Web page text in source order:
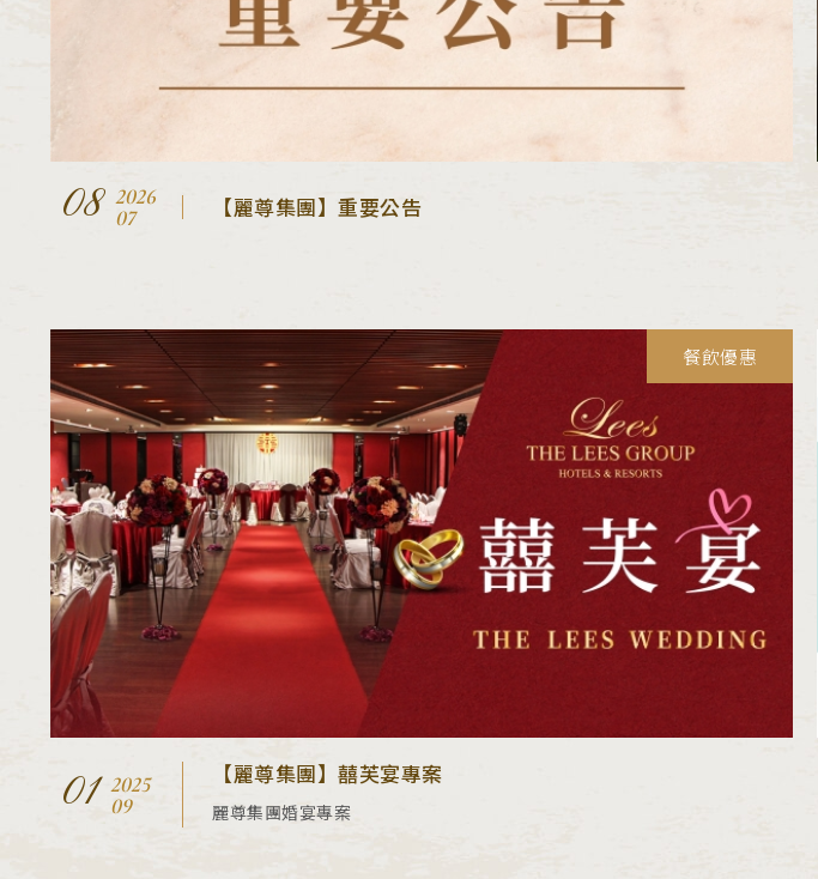
08 2026
07
【麗尊集團】重要公告
餐飲優惠
01 2025
09
【麗尊集團】囍芙宴專案
麗尊集團婚宴專案